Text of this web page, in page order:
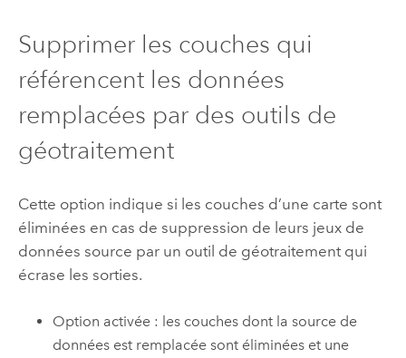
Supprimer les couches qui
référencent les données
remplacées par des outils de
géotraitement
Cette option indique si les couches d’une carte sont
éliminées en cas de suppression de leurs jeux de
données source par un outil de géotraitement qui
écrase les sorties.
Option activée : les couches dont la source de
données est remplacée sont éliminées et une